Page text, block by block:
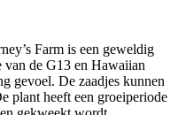
Farm is een geweldig
van de G13 en Hawaiian
gevoel. De zaadjes kunnen
plant heeft een groeiperiode